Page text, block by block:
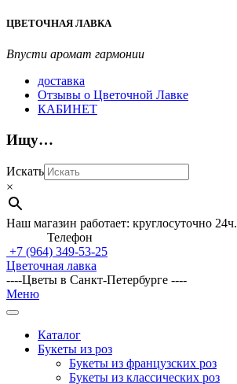
Перейти
содержимому
ЦВЕТОЧНАЯ ЛАВКА
Впусти аромат гармонии
доставка
Отзывы о Цветочной Лавке
КАБИНЕТ
Ищу…
Искать
×
Наш магазин работает: круглосуточно 24ч.
Телефон
+7 (964) 349-53-25
Цветочная лавка
----Цветы в Санкт-Петербурге ----
Главное
навигационное
Меню
Каталог
Букеты из роз
Букеты из французских роз
Букеты из классических роз